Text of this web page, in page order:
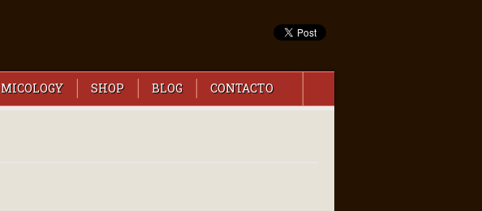
MICOLOGY SHOP BLOG CONTACTO